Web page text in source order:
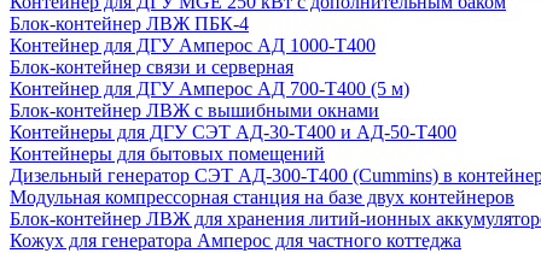
Блок-контейнер ЛВЖ ПБК-4
Контейнер для ДГУ Амперос АД 1000-Т400
Блок-контейнер связи и серверная
Контейнер для ДГУ Амперос АД 700-Т400 (5 м)
Блок-контейнер ЛВЖ с вышибными окнами
Контейнеры для ДГУ СЭТ АД-30-Т400 и АД-50-Т400
Контейнеры для бытовых помещений
Дизельный генератор СЭТ АД-300-Т400 (Cummins) в
Модульная компрессорная станция на базе двух контейнеров
Блок-контейнер ЛВЖ для хранения литий-ионных
Кожух для генератора Амперос для частного коттеджа